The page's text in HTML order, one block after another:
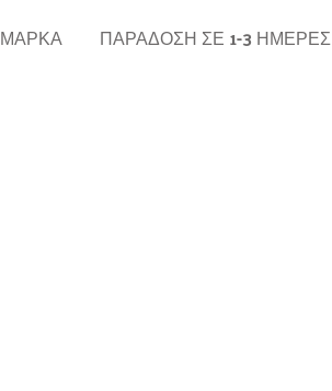
ΠΑΡΆΔΟΣΗ ΣΕ 1-3 ΗΜΈΡΕΣ